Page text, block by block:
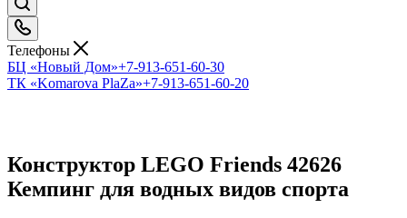
Телефоны
БЦ «Новый Дом»+7-913-651-60-30
ТК «Komarova PlaZa»+7-913-651-60-20
Конструктор LEGO Friends 42626
Кемпинг для водных видов спорта